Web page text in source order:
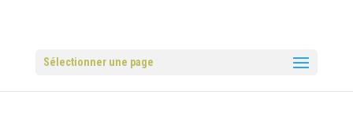
Sélectionner une page